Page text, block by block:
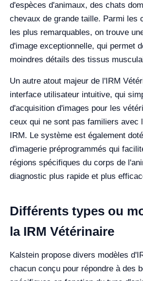
d'espèces d'animaux, des chats
chevaux de grande taille. Parmi les
les plus remarquables, on trouve
d'image exceptionnelle, qui permet
moindres détails des tissus
Un autre atout majeur de l'IRM
interface utilisateur intuitive, qui
d'acquisition d'images pour les
ceux qui ne sont pas familiers avec
IRM. Le système est également
d'imagerie préprogrammés qui
régions spécifiques du corps de
diagnostic plus rapide et plus
Différents types ou
la IRM Vétérinaire
Kalstein propose divers modèles
chacun conçu pour répondre à des